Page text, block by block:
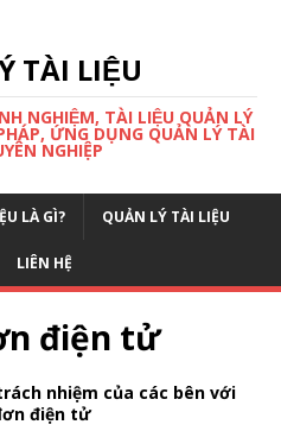
TÀI LIỆU
NGHIỆM, TÀI LIỆU QUẢN LÝ
ỨNG DỤNG QUẢN LÝ TÀI
NGHIỆP
LÀ GÌ? QUẢN LÝ TÀI LIỆU
LIÊN HỆ
điện tử
nhiệm của các bên với
điện tử